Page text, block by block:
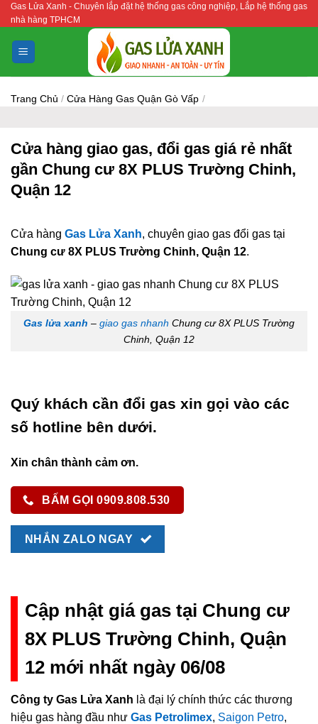
Bỏ
qua
nội
dung
Gas Lửa Xanh - Chuyên lắp đặt hệ thống gas công nghiệp, Lắp hệ thống gas
nhà hàng TPHCM
Trang Chủ / Cửa Hàng Gas Quận Gò Vấp /
Cửa hàng giao gas, đổi gas giá rẻ nhất
gần Chung cư 8X PLUS Trường Chinh,
Quận 12
Cửa hàng Gas Lửa Xanh, chuyên giao gas đổi gas tại
Chung cư 8X PLUS Trường Chinh, Quận 12.
Gas lửa xanh – giao gas nhanh Chung cư 8X PLUS Trường
Chinh, Quận 12
Quý khách cần đổi gas xin gọi vào các
số hotline bên dưới.
Xin chân thành cảm ơn.
BẤM GỌI 0909.808.530
NHẮN ZALO NGAY
Cập nhật giá gas tại Chung cư
8X PLUS Trường Chinh, Quận
12 mới nhất ngày 06/08
Công ty Gas Lửa Xanh là đại lý chính thức các thương
hiệu gas hàng đầu như Gas Petrolimex, Saigon Petro,